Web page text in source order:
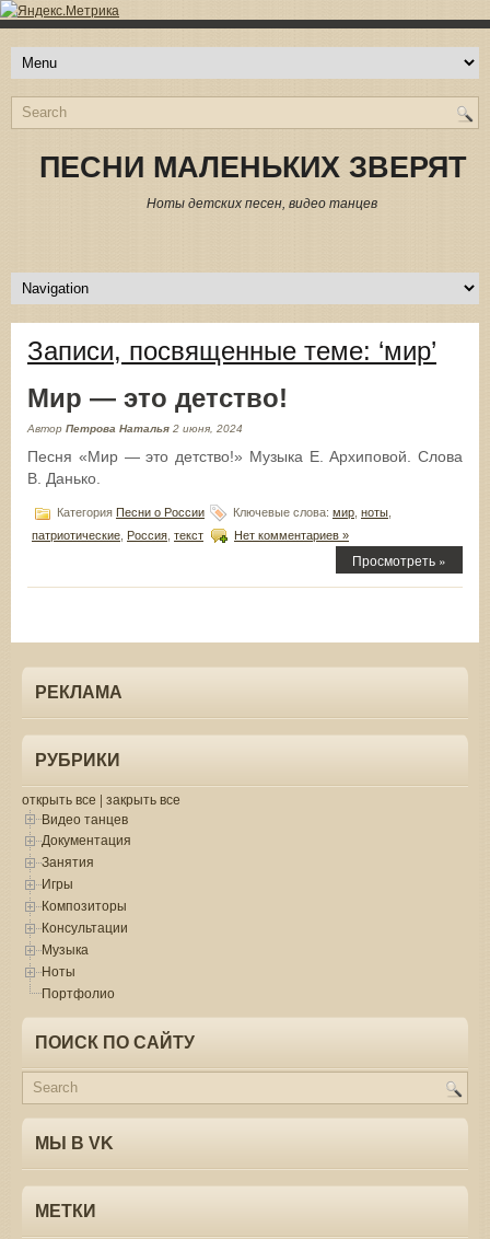
ПЕСНИ МАЛЕНЬКИХ ЗВЕРЯТ
Ноты детских песен, видео танцев
Записи, посвященные теме: ‘мир’
Мир — это детство!
Автор Петрова Наталья 2 июня, 2024
Песня «Мир — это детство!» Музыка Е. Архиповой. Слова
В. Данько.
Категория Песни о России Ключевые слова: мир ноты
патриотические Россия текст Нет комментариев »
Просмотреть »
РЕКЛАМА
РУБРИКИ
открыть все | закрыть все
Видео танцев
Документация
Занятия
Игры
Композиторы
Консультации
Музыка
Ноты
Портфолио
ПОИСК ПО САЙТУ
МЫ В VK
МЕТКИ